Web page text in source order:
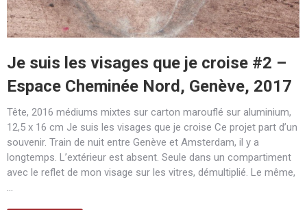
Je suis les visages que je croise #2 –
Espace Cheminée Nord, Genève, 2017
Tête, 2016 médiums mixtes sur carton marouflé sur aluminium,
12,5 x 16 cm Je suis les visages que je croise Ce projet part d’un
souvenir. Train de nuit entre Genève et Amsterdam, il y a
longtemps. L’extérieur est absent. Seule dans un compartiment
avec le reflet de mon visage sur les vitres, démultiplié. Le même,
…